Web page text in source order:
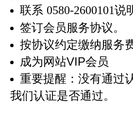
联系 0580-2600101说
签订会员服务协议。
按协议约定缴纳服务
成为网站VIP会员
重要提醒：没有通过
我们认证是否通过。